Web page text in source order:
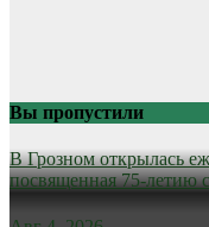
Вы пропустили
В Грозном открылась
посвященная 75-летию